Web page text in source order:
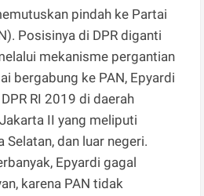
pindah ke Partai
Posisinya di DPR diganti
mekanisme pergantian
bergabung ke PAN, Epyardi
RI 2019 di daerah
II yang meliputi
dan luar negeri.
Epyardi gagal
karena PAN tidak